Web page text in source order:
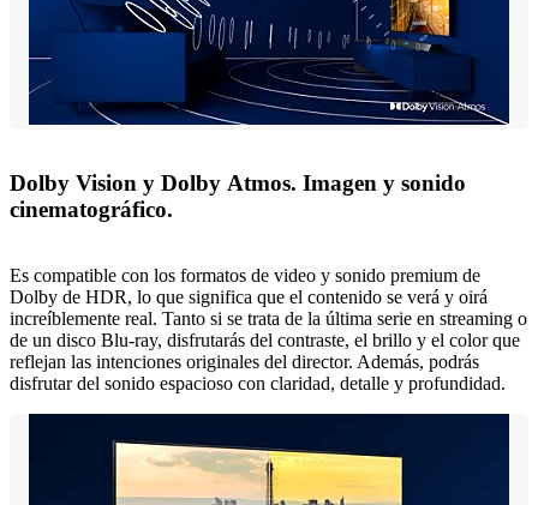
Dolby Vision y Dolby Atmos. Imagen y sonido
cinematográfico.
Es compatible con los formatos de video y sonido premium de
Dolby de HDR, lo que significa que el contenido se verá y oirá
increíblemente real. Tanto si se trata de la última serie en streaming o
de un disco Blu-ray, disfrutarás del contraste, el brillo y el color que
reflejan las intenciones originales del director. Además, podrás
disfrutar del sonido espacioso con claridad, detalle y profundidad.